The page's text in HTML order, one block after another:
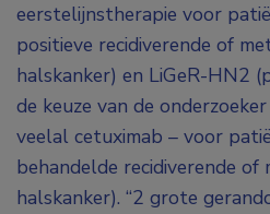
eerstelijnstherapie voor
positieve recidiverende of
halskanker) en LiGeR-HN2
de keuze van de
veelal cetuximab – voor
behandelde recidiverende
halskanker). “2 grote